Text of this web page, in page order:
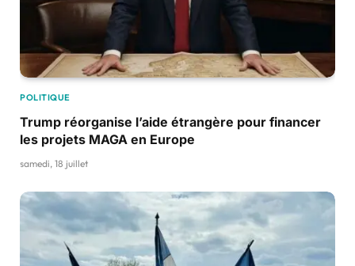
POLITIQUE
Trump réorganise l’aide étrangère pour financer
les projets MAGA en Europe
samedi, 18 juillet